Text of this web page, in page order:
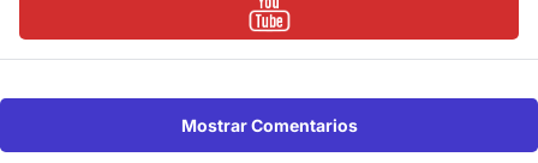
Mostrar Comentarios